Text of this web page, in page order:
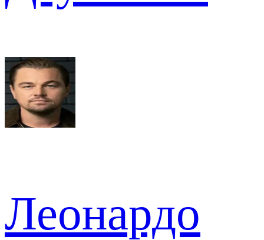
Леонардо